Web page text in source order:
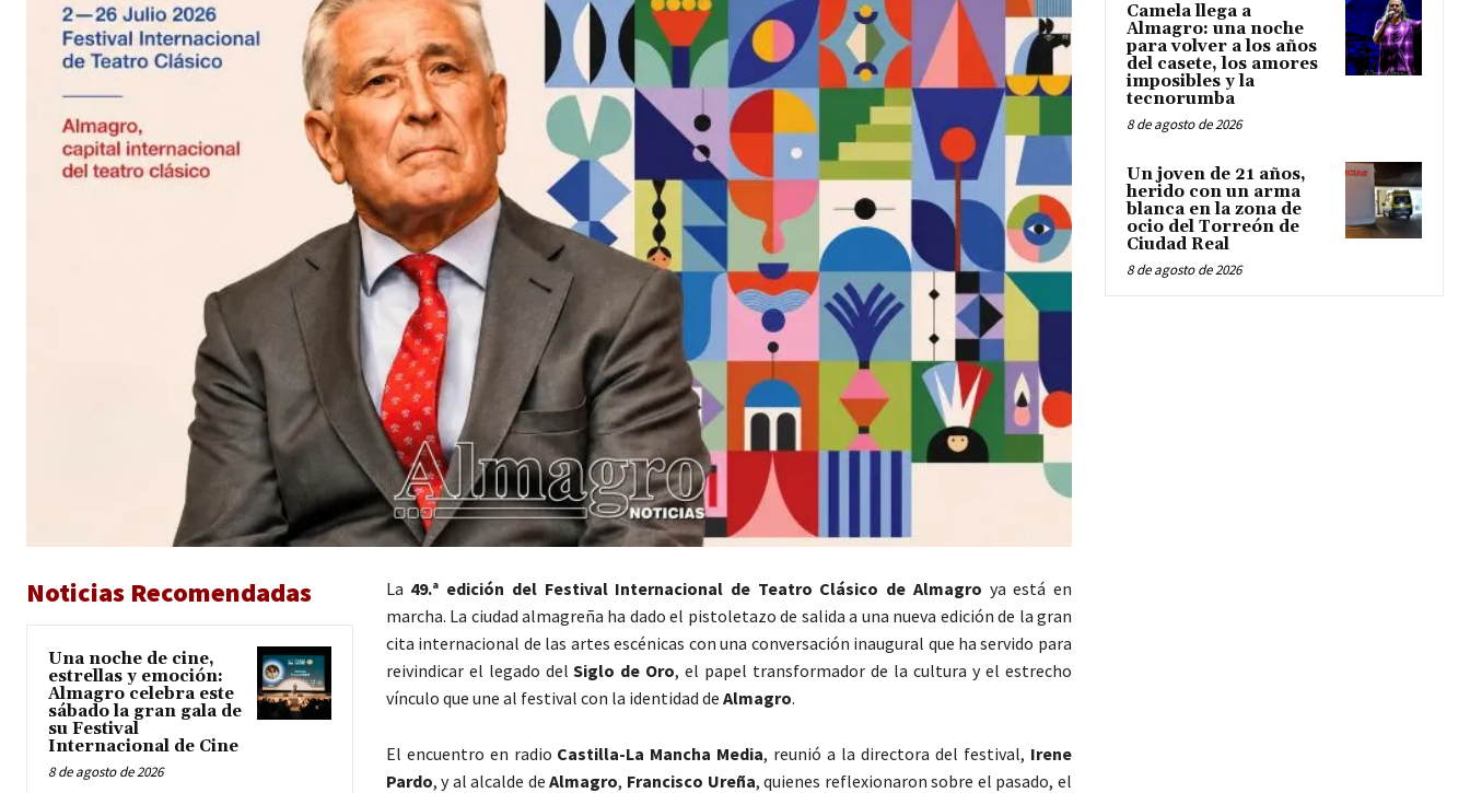
Noticias Recomendadas
Una noche de cine,
estrellas y emoción:
Almagro celebra este
sábado la gran gala de
su Festival
Internacional de Cine
8 de agosto de 2026
La 49.ª edición del Festival Internacional de Teatro Clásico de Almagro ya está en
marcha. La ciudad almagreña ha dado el pistoletazo de salida a una nueva edición de la gran
cita internacional de las artes escénicas con una conversación inaugural que ha servido para
reivindicar el legado delSiglo de Oro, el papel transformador de la cultura y el estrecho
vínculo que une al festival con la identidad de Almagro.
El encuentro en radio Castilla-La Mancha Media, reunió a la directora del festival, Irene
Pardo, y al alcalde deAlmagro, Francisco Ureña, quienes reflexionaron sobre el pasado, el
Camela llega a
Almagro: una noche
para volver a los años
del casete, los amores
imposibles y la
tecnorumba
8 de agosto de 2026
Un joven de 21 años,
herido con un arma
blanca en la zona de
ocio del Torreón de
Ciudad Real
8 de agosto de 2026